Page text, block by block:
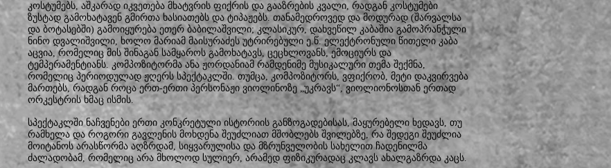
კოსტუმებს, აშკარად იკვეთება მხატვრის ფიქრის და გააზრების კვალი, რადგან კოსტუმები
ზუსტად გამოხატავენ გმირთა ხასიათებს და ტიპაჟებს. თანამედროვედ და მოდურად (შარვალსა
და ბოტასებში) გამოიყურება ეთერ ბაბილაშვილი; კლასიკურ, დახვეწილ კაბაშია გამოპრანჭული
ნინო დვალიშვილი, ხოლო მარიამ მაისურაძეს უტრირებული ე.წ. ელექტრონული წითელი კაბა
აცვია, რომელიც მის შინაგან სამყაროს გამოხატავს, ცეცხლოვანს, ემოციურს და
ტემპერამენტიანს. კომპოზიტორმა ანა ჟორდანიამ რამდენიმე მუსიკალური თემა შექმნა,
რომელიც პერიოდულად ჟღერს სპექტაკლში. თუმცა, კომპოზიტორს, ვფიქრობ, მეტი დაკვირვება
მართებს, რადგან როცა ერთ-ერთი პერსონაჟი ვიოლინოზე „უკრავს“, ვიოლიონოსთან ერთად
ორკესტრის ხმაც ისმის.
სპექტაკლში ნაჩვენები ერთი კონკრეტული ისტორიის განზოგადებისას, მაყურებელი ხედავს, თუ
რამხელა და როგორი გავლენის მოხდენა შეუძლიათ მშობლებს შვილებზე, რა შედეგი შეუძლია
მოიტანოს არასწორმა აღზრდამ, სიყვარულისა და მზრუნველობის სახელით ჩადენილმა
ძალადობამ, რომელიც არა მხოლოდ სულიერ, არამედ ფიზიკურადაც კლავს ახალგაზრდა კაცს.